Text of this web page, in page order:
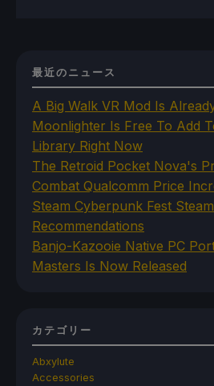
最近のニュース
A Big Walk VR Mod Is
Moonlighter Is Free To Add
Library Right Now
The Retroid Pocket Nova's
Combat Qualcomm Price
Steam Cyberpunk Fest
Recommendations
Banjo-Kazooie Native PC
Masters Is Now Released
カテゴリー
Abxylute
Accessories